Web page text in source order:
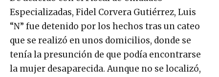
Especializadas, Fidel Corvera Gutiérrez, Luis
“N” fue detenido por los hechos tras un cateo
que se realizó en unos domicilios, donde se
tenía la presunción de que podía encontrarse
la mujer desaparecida. Aunque no se localizó,